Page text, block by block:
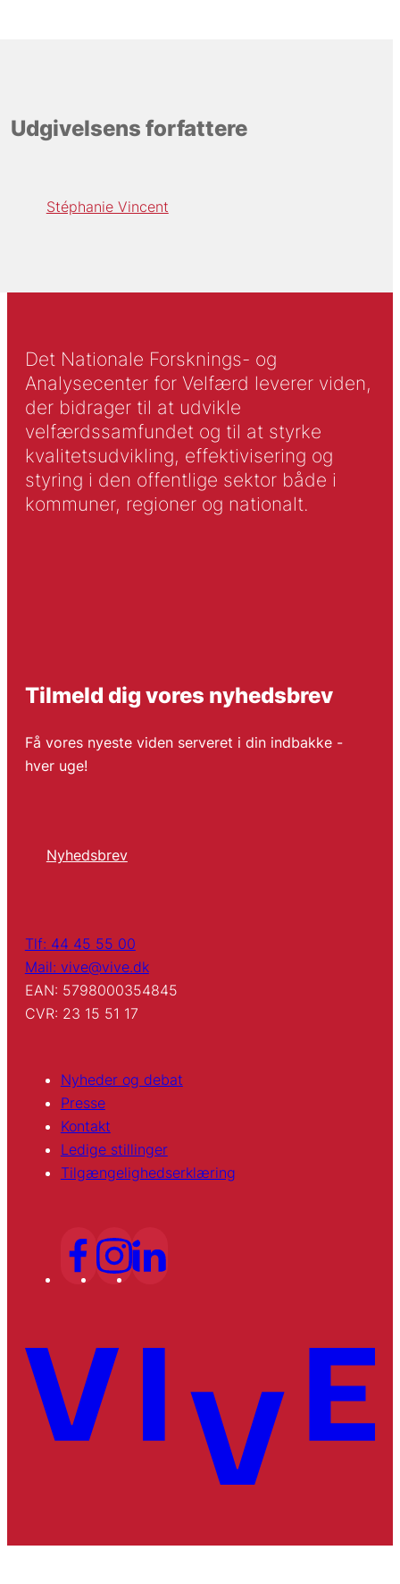
Udgivelsens forfattere
Stéphanie Vincent
Det Nationale Forsknings- og
Analysecenter for Velfærd leverer viden,
der bidrager til at udvikle
velfærdssamfundet og til at styrke
kvalitetsudvikling, effektivisering og
styring i den offentlige sektor både i
kommuner, regioner og nationalt.
Tilmeld dig vores nyhedsbrev
Få vores nyeste viden serveret i din indbakke -
hver uge!
Nyhedsbrev
Tlf: 44 45 55 00
Mail: vive@vive.dk
EAN: 5798000354845
CVR: 23 15 51 17
Nyheder og debat
Presse
Kontakt
Ledige stillinger
Tilgængelighedserklæring